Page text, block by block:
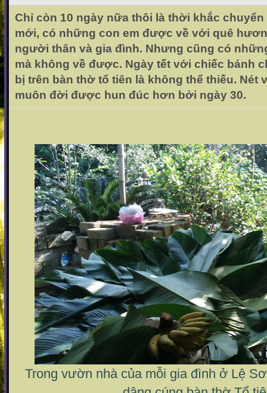
Chỉ còn 10 ngày nữa thôi là thời khắc chuyển
mới, có những con em được về với quê
người thân và gia đình. Nhưng cũng có
mà không về được. Ngày tết với chiếc bánh
bị trên bàn thờ tổ tiên là không thể thiếu. Nét
muôn đời được hun đúc hơn bởi ngày 30.
Trong vườn nhà của mỗi gia đình ở Lệ